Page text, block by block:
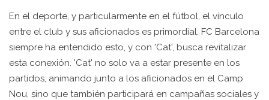
En el deporte, y particularmente en el fútbol, el vínculo
entre el club y sus aficionados es primordial. FC Barcelona
siempre ha entendido esto, y con 'Cat', busca revitalizar
esta conexión. 'Cat' no solo va a estar presente en los
partidos, animando junto a los aficionados en el Camp
Nou, sino que también participará en campañas sociales y